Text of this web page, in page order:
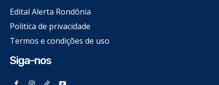
Edital Alerta Rondônia
Politica de privacidade
Termos e condições de uso
Siga-nos